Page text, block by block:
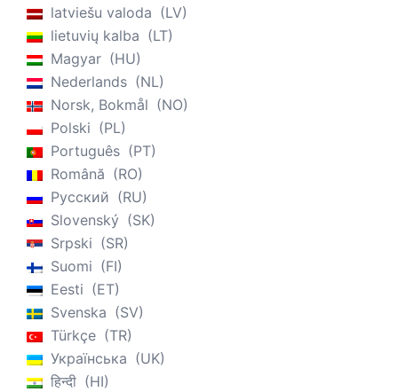
latviešu valoda
LV
lietuvių kalba
LT
Magyar
HU
Nederlands
NL
Norsk, Bokmål
NO
Polski
PL
Português
PT
Română
RO
Русский
RU
Slovenský
SK
Srpski
SR
Suomi
FI
Eesti
ET
Svenska
SV
Türkçe
TR
Українська
UK
हिन्दी
HI